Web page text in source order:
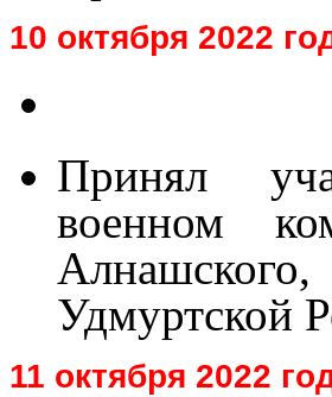
10 октября 2022
Принял
военном
Удмуртской
11 октября 2022